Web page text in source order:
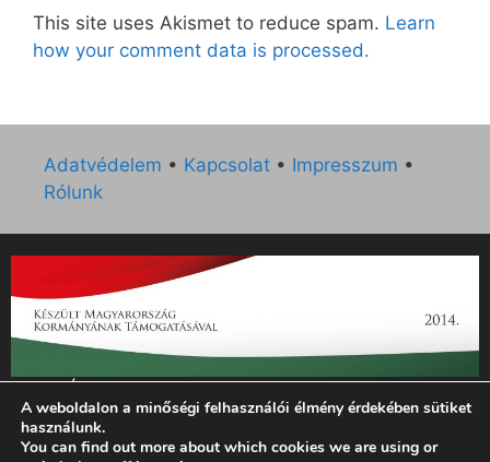
This site uses Akismet to reduce spam. Learn
how your comment data is processed.
Adatvédelem • Kapcsolat • Impresszum •
Rólunk
„Az Új Ember katolikus hetilap 2014. évi működésének
támogatását az EGYH-KCP-14-P-0121 sz. támogatási
szerződés keretében 3 000 000 Ft összegben támogatta az
A weboldalon a minőségi felhasználói élmény érdekében sütiket
használunk.
You can find out more about which cookies we are using or